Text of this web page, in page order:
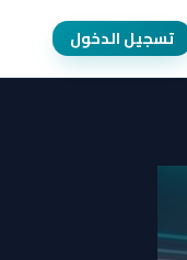
تسجيل الدخول